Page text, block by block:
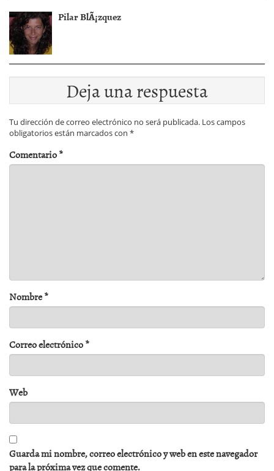
Pilar BlÃ¡zquez
Deja una respuesta
Tu dirección de correo electrónico no será publicada. Los campos
obligatorios están marcados con *
Comentario*
Nombre*
Correo electrónico*
Web
Guarda mi nombre, correo electrónico y web en este navegador
para la próxima vez que comente.